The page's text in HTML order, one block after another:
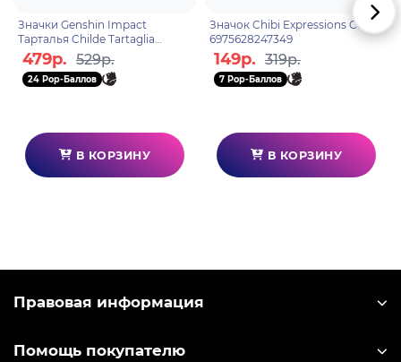
Значки Genshin Impact
Тарталья Childe Tartaglia
Memory of Meeting 2шт
6942421120995
479р. 529р.
24 Pop-Баллов
В КОРЗИНУ
Значок Chibi Expressions Collei
6975628247349
149р. 319р.
7 Pop-Баллов
В КОРЗИНУ
Правовая информация
Помощь покупателю